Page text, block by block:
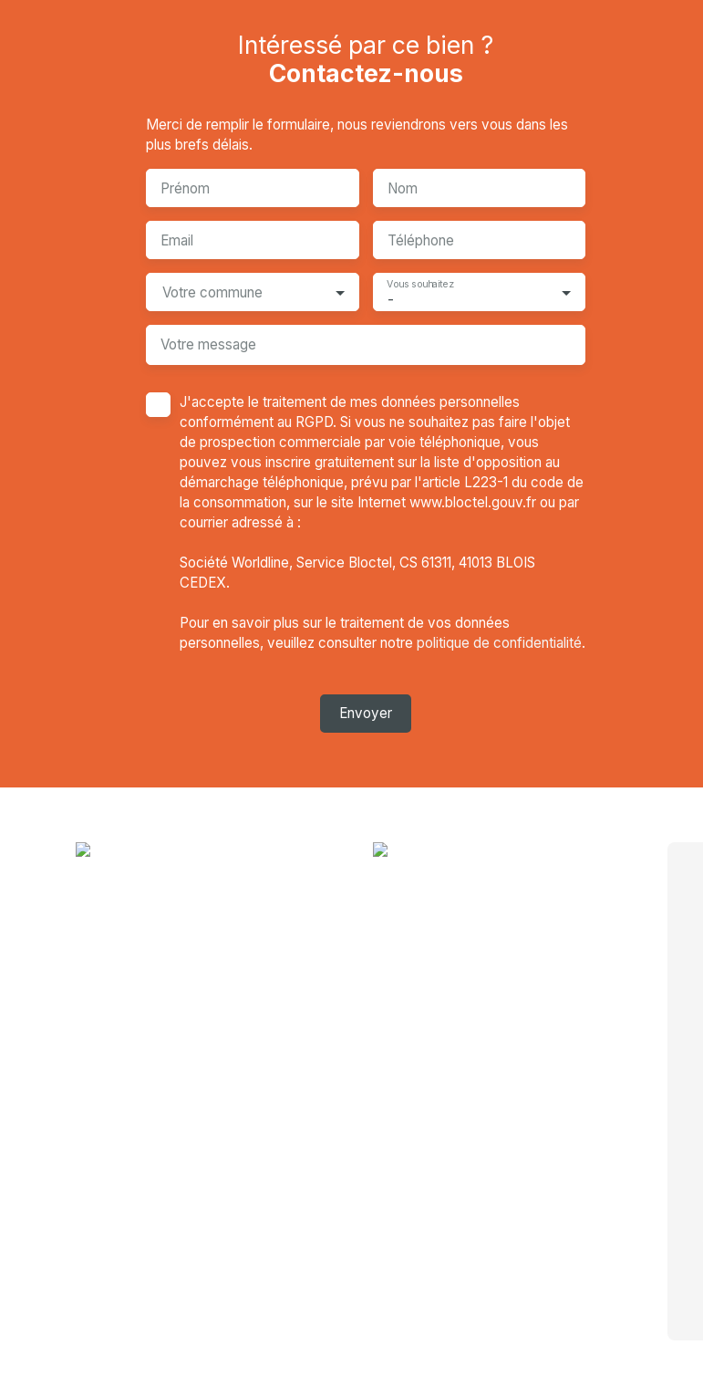
Intéressé par ce bien ?
Contactez-nous
Merci de remplir le formulaire, nous reviendrons vers vous dans les
plus brefs délais.
Prénom Nom
Email Téléphone
Votre commune -
Vous souhaitez
Votre message
J'accepte le traitement de mes données personnelles
conformément au RGPD. Si vous ne souhaitez pas faire l'objet
de prospection commerciale par voie téléphonique, vous
pouvez vous inscrire gratuitement sur la liste d'opposition au
démarchage téléphonique, prévu par l'article L223-1 du code de
la consommation, sur le site Internet www.bloctel.gouv.fr ou par
courrier adressé à :
Société Worldline, Service Bloctel, CS 61311, 41013 BLOIS
CEDEX.
Pour en savoir plus sur le traitement de vos données
personnelles, veuillez consulter notre politique de confidentialité.
Envoyer